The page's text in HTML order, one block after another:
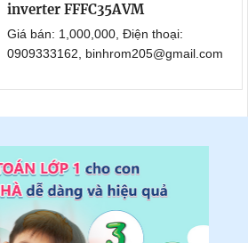
inverter FFFC35AVM
Giá bán: 1,000,000, Điện thoại:
0909333162, binhrom205@gmail.com